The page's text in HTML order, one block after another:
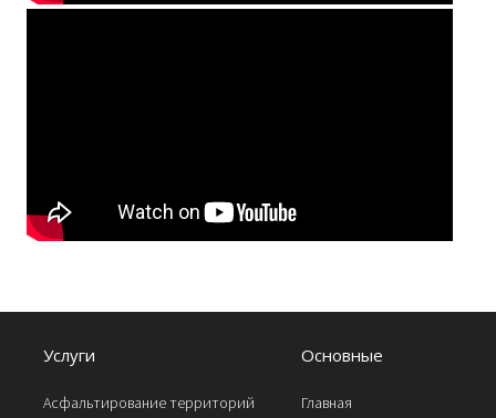
Услуги
Асфальтирование территорий
Основные
Главная